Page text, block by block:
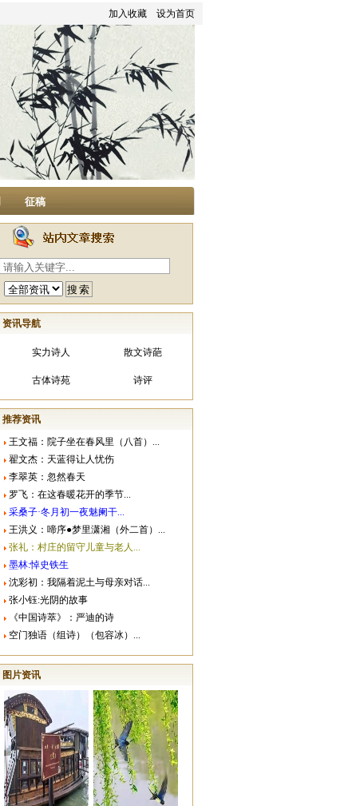
加入收藏 设为首页
征稿
资讯导航
实力诗人 散文诗葩
古体诗苑 诗评
推荐资讯
王文福：院子坐在春风里（八首）...
翟文杰：天蓝得让人忧伤
李翠英：忽然春天
罗飞：在这春暖花开的季节...
采桑子·冬月初一夜魅阑干...
王洪义：啼序●梦里潇湘（外二首）...
张礼：村庄的留守儿童与老人...
墨林:悼史铁生
沈彩初：我隔着泥土与母亲对话...
张小钰:光阴的故事
《中国诗萃》：严迪的诗
空门独语（组诗）（包容冰）...
图片资讯